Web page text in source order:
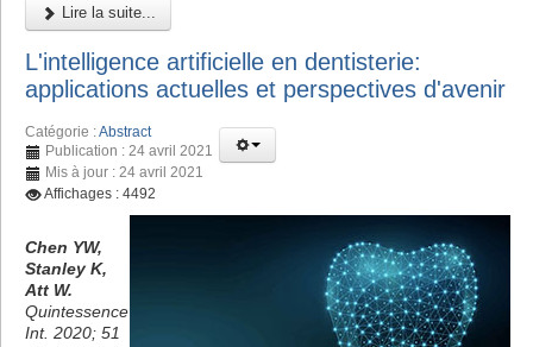
Lire la suite...
L'intelligence artificielle en dentisterie:
applications actuelles et perspectives d'avenir
Catégorie :Abstract
Publication : 24 avril 2021
Mis à jour : 24 avril 2021
Affichages : 4492
Chen YW,
Stanley K,
Att W.
Quintessence
Int. 2020; 51